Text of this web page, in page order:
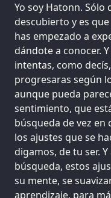
Yo soy Hatonn.
descubierto y es
has empezado a
dándote a conocer.
intentas, como
progresaras según
aunque pueda
sentimiento, que
búsqueda de vez en
los ajustes que se
digamos, de tu ser.
búsqueda, estos
su mente, se
aprendizaje, para